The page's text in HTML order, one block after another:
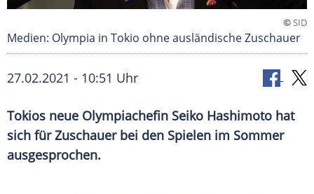
©SID
Medien: Olympia in Tokio ohne ausländische Zuschauer
27.02.2021 - 10:51 Uhr
Tokios neue Olympiachefin Seiko Hashimoto hat
sich für Zuschauer bei den Spielen im Sommer
ausgesprochen.